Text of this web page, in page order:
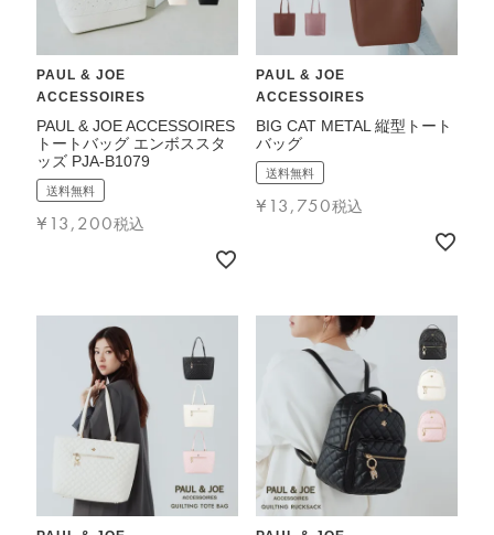
PAUL & JOE
ACCESSOIRES
PAUL & JOE ACCESSOIRES
トートバッグ エンボススタ
ッズ PJA-B1079
送料無料
¥ 13,200税込
PAUL & JOE
ACCESSOIRES
BIG CAT METAL 縦型トート
バッグ
送料無料
¥ 13,750税込